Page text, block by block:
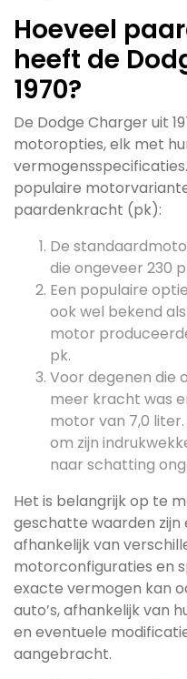
Hoeveel
heeft de
1970?
De Dodge Charger uit
motoropties, elk met
populaire
paardenkracht (pk):
De
die ongeveer 230
Een populaire
ook wel bekend
motor
pk.
Voor degenen die
meer kracht was
motor van 7,0
om zijn
naar schatting
Het is belangrijk op te
geschatte waarden zijn
afhankelijk van
motorconfiguraties en
exacte vermogen kan
auto’s, afhankelijk van
en eventuele
aangebracht.